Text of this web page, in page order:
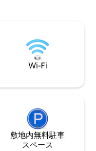
en
ウェルネスと自然
Wi-Fi
敷地内無料駐⁠車
ス⁠ペ⁠ー⁠ス